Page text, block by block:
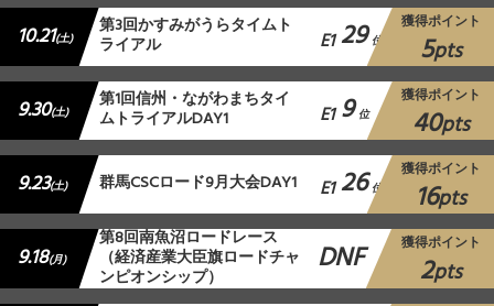
10.21(土) 第3回かすみがうらタイムト
ライアル E1 29 位
獲得ポイント
5pts
9.30(土) 第1回信州・ながわまちタイ
ムトライアルDAY1 E1 9 位
獲得ポイント
40pts
9.23(土) 群馬CSCロード9月大会DAY1 E1 26 位
獲得ポイント
16pts
9.18(月)
第8回南魚沼ロードレース
（経済産業大臣旗ロードチャ
ンピオンシップ） DNF 獲得ポイント
2pts